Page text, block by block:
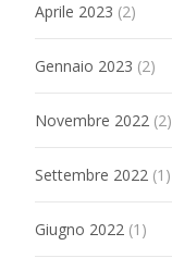
Aprile 2023 (2)
Gennaio 2023 (2)
Novembre 2022 (2)
Settembre 2022 (1)
Giugno 2022 (1)